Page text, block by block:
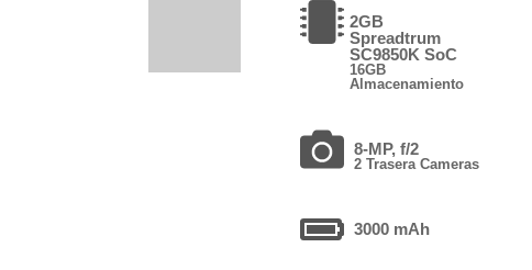
2GB
Spreadtrum
SC9850K SoC
16GB
Almacenamiento
8-MP, f/2
2 Trasera Cameras
3000 mAh